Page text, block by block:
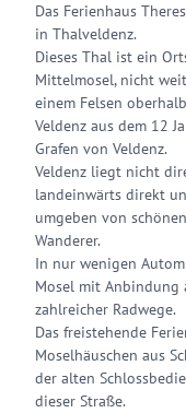
Das Ferienhaus
in Thalveldenz.
Dieses Thal ist ein
Mittelmosel, nicht
einem Felsen
Veldenz aus dem 12
Grafen von Veldenz.
Veldenz liegt nicht
landeinwärts direkt
umgeben von
Wanderer.
In nur wenigen
Mosel mit Anbindung
zahlreicher Radwege.
Das freistehende
Moselhäuschen aus
der alten
dieser Straße.